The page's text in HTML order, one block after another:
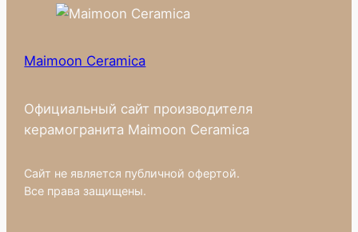
Maimoon Ceramica
Официальный сайт производителя
керамогранита Maimoon Ceramica
Сайт не является публичной офертой.
Все права защищены.